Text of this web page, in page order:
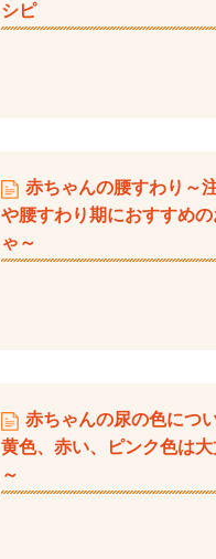
シピ
赤ちゃんの腰すわり～
や腰すわり期におすすめの
ゃ～
赤ちゃんの尿の色につ
黄色、赤い、ピンク色は大
～